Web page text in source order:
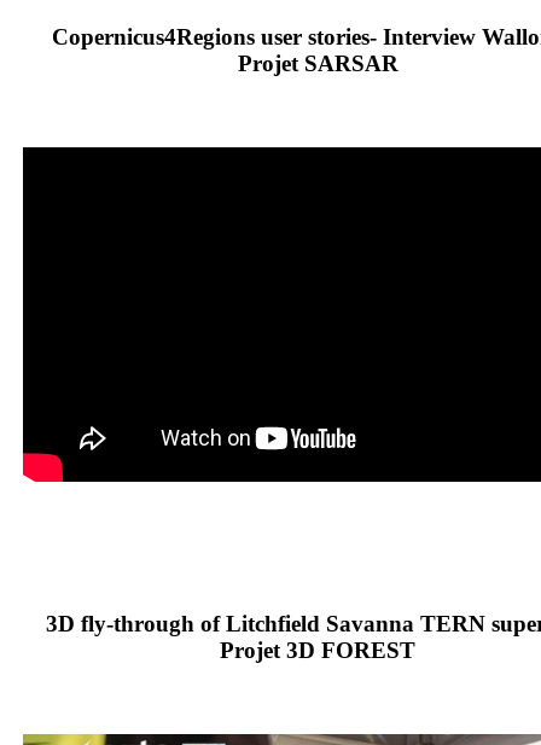
Copernicus4Regions user stories- Interview
Projet SARSAR
3D fly-through of Litchfield Savanna TERN
Projet 3D FOREST